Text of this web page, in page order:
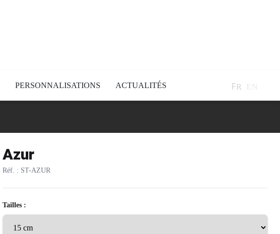
PERSONNALISATIONS ACTUALITÉS ꜰʀ
Azur
Réf. : ST-AZUR
Tailles :